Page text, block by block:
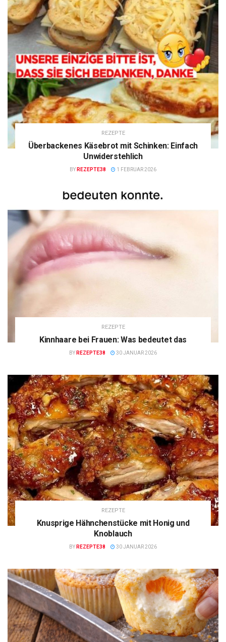
REZEPTE
Überbackenes Käsebrot mit Schinken: Einfach
Unwiderstehlich
BY REZEPTE38 1 FEBRUAR 2026
REZEPTE
Kinnhaare bei Frauen: Was bedeutet das
BY REZEPTE38 30 JANUAR 2026
REZEPTE
Knusprige Hähnchenstücke mit Honig und
Knoblauch
BY REZEPTE38 30 JANUAR 2026